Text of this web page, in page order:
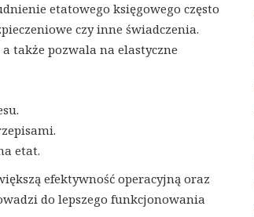
etatowego księgowego często
czy inne świadczenia.
także pozwala na elastyczne
etat.
efektywność operacyjną oraz
do lepszego funkcjonowania